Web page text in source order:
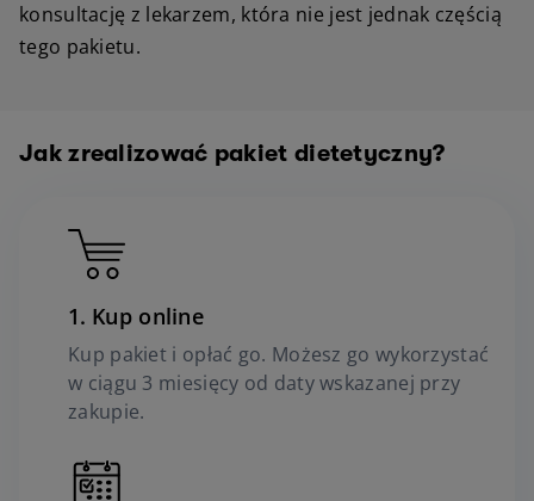
konsultację z lekarzem, która nie jest jednak częścią
tego pakietu.
Jak zrealizować pakiet dietetyczny?
Kup online
Kup pakiet i opłać go. Możesz go wykorzystać
w ciągu 3 miesięcy od daty wskazanej przy
zakupie.